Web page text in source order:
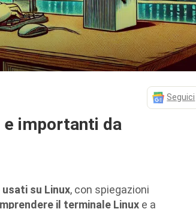
Seguici
e importanti da
su Linux, con spiegazioni
il terminale Linux e a